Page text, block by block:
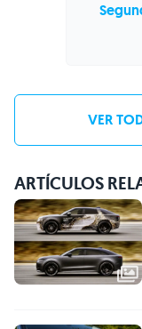
VER
ARTÍCULOS